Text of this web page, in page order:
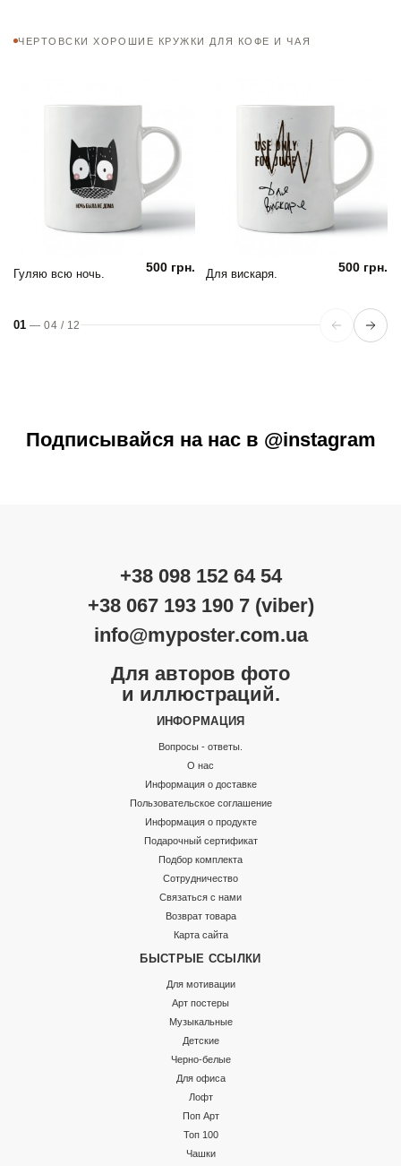
ЧЕРТОВСКИ ХОРОШИЕ КРУЖКИ ДЛЯ КОФЕ И ЧАЯ
Гуляю всю ночь. 500 грн. Для вискаря. 500 грн.
01 —04 / 12
Подписывайся на нас в @instagram
+38 098 152 64 54
+38 067 193 190 7 (viber)
info@myposter.com.ua
Для авторов фото
и иллюстраций.
ИНФОРМАЦИЯ
Вопросы - ответы.
О нас
Информация о доставке
Пользовательское соглашение
Информация о продукте
Подарочный сертификат
Подбор комплекта
Сотрудничество
Связаться с нами
Возврат товара
Карта сайта
БЫСТРЫЕ ССЫЛКИ
Для мотивации
Арт постеры
Музыкальные
Детские
Черно-белые
Для офиса
Лофт
Поп Арт
Топ 100
Чашки